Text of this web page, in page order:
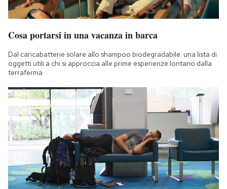
Cosa portarsi in una vacanza in barca
Dal caricabatterie solare allo shampoo biodegradabile: una lista di
oggetti utili a chi si approccia alle prime esperienze lontano dalla
terraferma